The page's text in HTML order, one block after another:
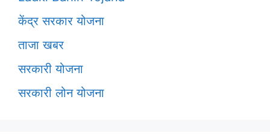
केंद्र सरकार योजना
ताजा खबर
सरकारी योजना
सरकारी लोन योजना